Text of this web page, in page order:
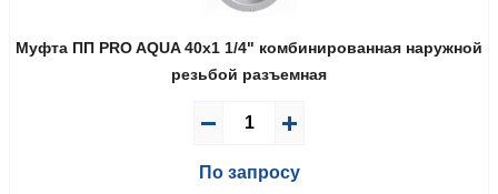
Муфта ПП PRO AQUA 40x1 1/4" комбинированная наружной
резьбой разъемная
По запросу